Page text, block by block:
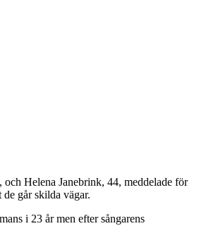
och Helena Janebrink, 44, meddelade för
de går skilda vägar.
i 23 år men efter sångarens